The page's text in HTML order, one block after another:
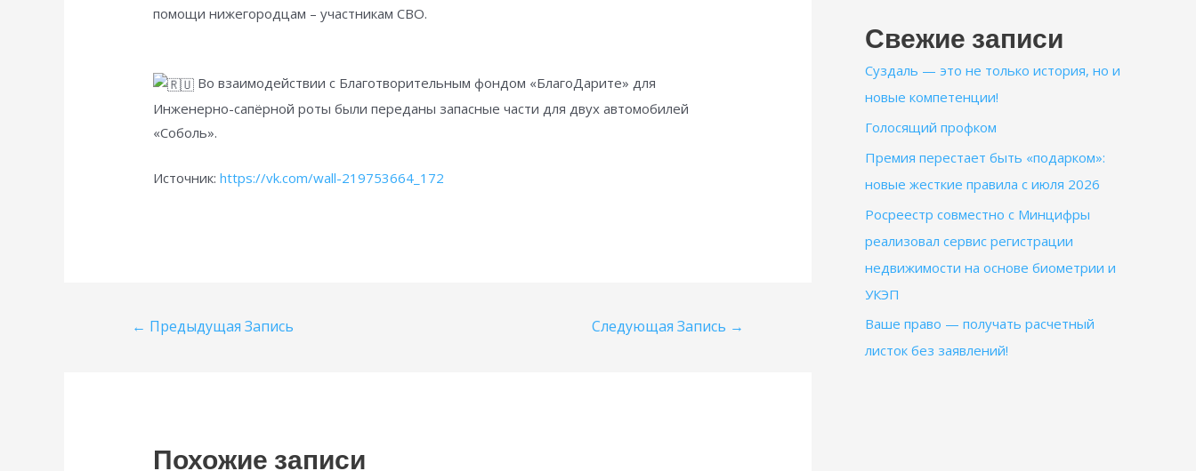
помощи нижегородцам – участникам СВО.
Во взаимодействии с Благотворительным фондом «БлагоДарите» для
Инженерно-сапёрной роты были переданы запасные части для двух автомобилей
«Соболь».
Источник:https://vk.com/wall-219753664_172
Навигация
← Предыдущая Запись Следующая Запись →
Похожие записи
Свежие записи
Суздаль — это не только история, но и
новые компетенции!
Голосящий профком
Премия перестает быть «подарком»:
новые жесткие правила с июля 2026
Росреестр совместно с Минцифры
реализовал сервис регистрации
недвижимости на основе биометрии и
УКЭП
Ваше право — получать расчетный
листок без заявлений!